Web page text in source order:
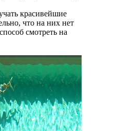
красивейшие
что на них нет
смотреть на